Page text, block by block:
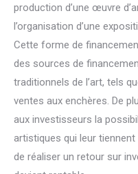
production d’une œuvre
l’organisation d’une
Cette forme de
des sources de
traditionnels de l’art, tels
ventes aux enchères. De
aux investisseurs la
artistiques qui leur
de réaliser un retour sur